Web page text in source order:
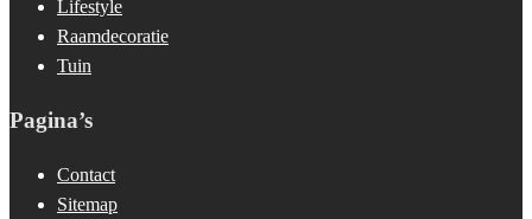
Lifestyle
Raamdecoratie
Tuin
Pagina’s
Contact
Sitemap